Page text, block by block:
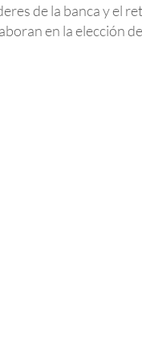
de la banca y el
en la elección